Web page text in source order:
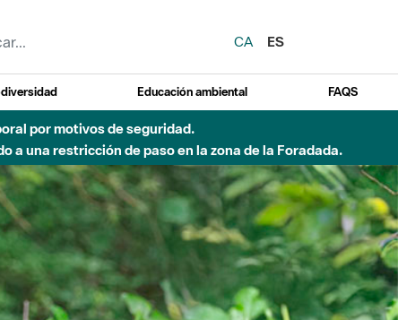
CA
ES
Educación ambiental FAQS
por motivos de seguridad.
a una restricción de paso en la zona de la Foradada.